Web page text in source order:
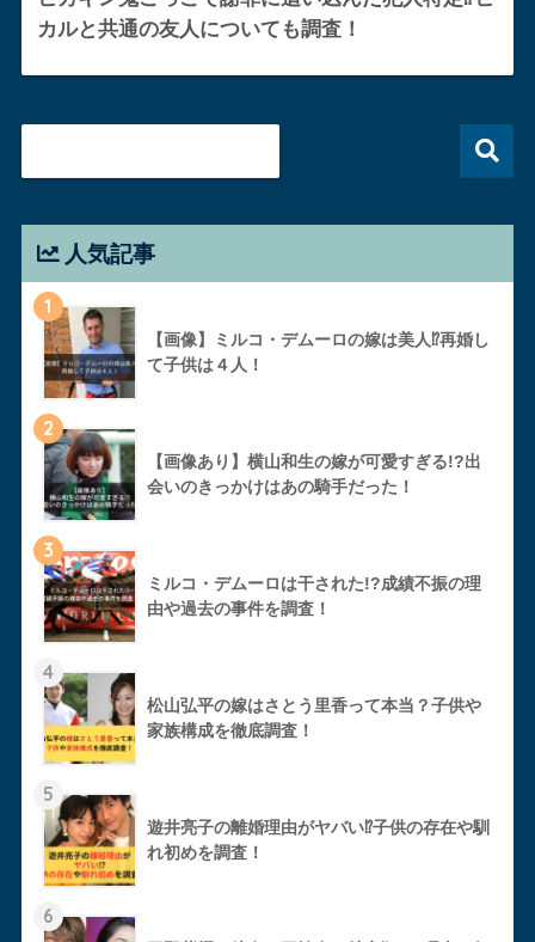
カルと共通の友人についても調査！
人気記事
1
【画像】ミルコ・デムーロの嫁は美人⁉︎再婚し
て子供は４人！
2
【画像あり】横山和生の嫁が可愛すぎる!?出
会いのきっかけはあの騎手だった！
3
ミルコ・デムーロは干された!?成績不振の理
由や過去の事件を調査！
4
松山弘平の嫁はさとう里香って本当？子供や
家族構成を徹底調査！
5
遊井亮子の離婚理由がヤバい⁉︎子供の存在や馴
れ初めを調査！
6